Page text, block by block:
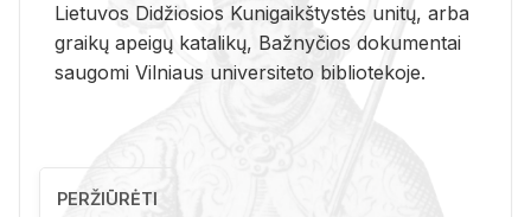
Lietuvos Didžiosios Kunigaikštystės unitų, arba
graikų apeigų katalikų, Bažnyčios dokumentai
saugomi Vilniaus universiteto bibliotekoje.
PERŽIŪRĖTI